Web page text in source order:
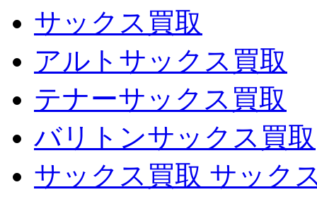
サックス買取
アルトサックス買取
テナーサックス買取
バリトンサックス買取
サックス買取 サック